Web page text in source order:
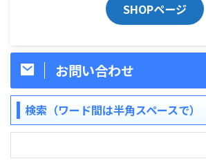
SHOPページ
お問い合わせ
検索（ワード間は半角スペースで）